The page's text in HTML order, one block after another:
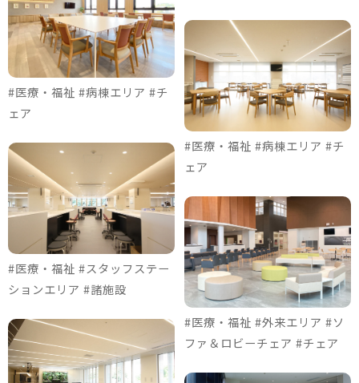
#医療・福祉 #病棟エリア #チ
ェア
#医療・福祉 #スタッフステー
ションエリア #諸施設
#医療・福祉 #病棟エリア #チ
ェア
#医療・福祉 #外来エリア #ソ
ファ＆ロビーチェア #チェア